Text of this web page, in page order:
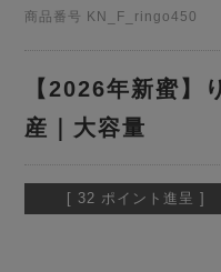
商品番号 KN_F_ringo450
【2026年新蜜】
産｜大容量
[ 32 ポイント進呈 ]